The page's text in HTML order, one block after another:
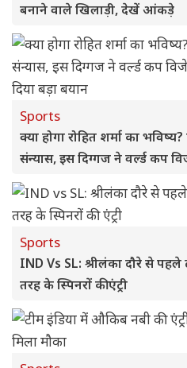
बनाने वाले खिलाड़ी, देखें आंकड़े
Sports
क्या होगा रोहित शर्मा का
संन्यास, इस दिग्गज ने वर्ल्ड कप
लेकर दिया बड़ा बयान
Sports
IND Vs SL: श्रीलंका दौरे से पहले
तरह के स्पिनरों की एंट्री